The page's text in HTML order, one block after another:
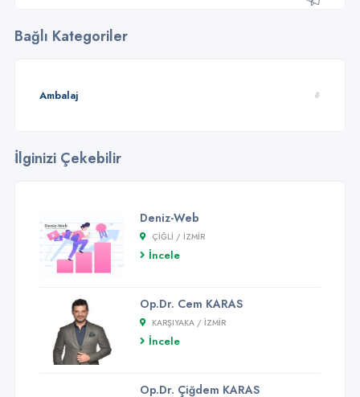
Bağlı Kategoriler
Ambalaj
İlginizi Çekebilir
Deniz-Web
ÇIĞLI / İZMİR
İncele
Op.Dr. Cem KARAS
KARŞIYAKA / İZMİR
İncele
Op.Dr. Çiğdem KARAS